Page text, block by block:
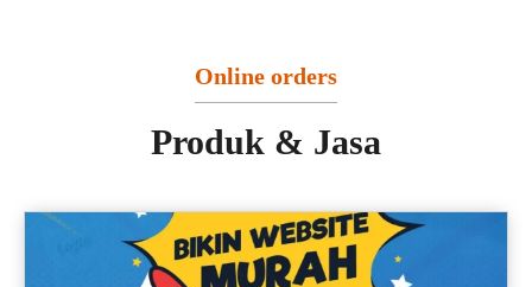
Online orders
Produk & Jasa